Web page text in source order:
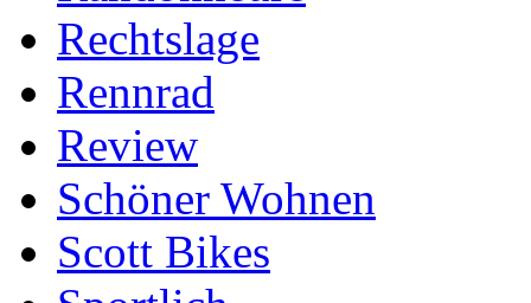
Rechtslage
Rennrad
Review
Schöner Wohnen
Scott Bikes